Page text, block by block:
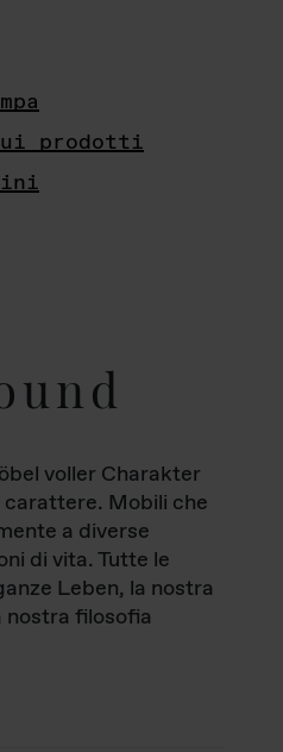
prodotti
voller Charakter
carattere. Mobili che
a diverse
di vita. Tutte le
Leben, la nostra
nostra filosofia